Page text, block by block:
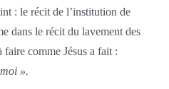
: le récit de l’institution de
dans le récit du lavement des
comme Jésus a fait :
».